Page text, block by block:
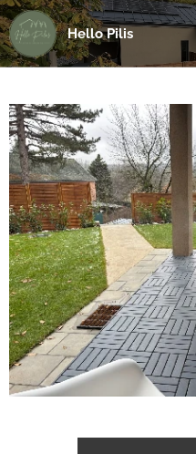
Hello Pilis